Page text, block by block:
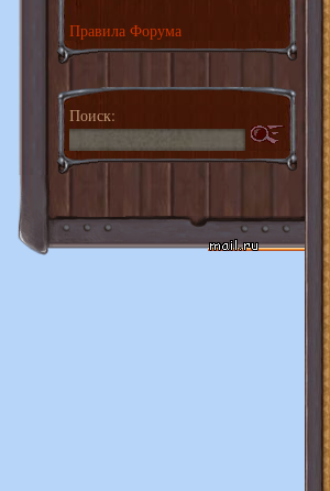
Правила Форума
Поиск: